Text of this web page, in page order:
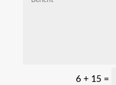
6 + 15 =